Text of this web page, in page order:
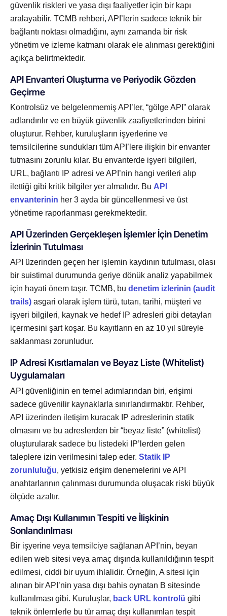
güvenlik riskleri ve yasa dışı faaliyetler için bir kapı
aralayabilir. TCMB rehberi, API’lerin sadece teknik bir
bağlantı noktası olmadığını, aynı zamanda bir risk
yönetim ve izleme katmanı olarak ele alınması gerektiğini
açıkça belirtmektedir.
API Envanteri Oluşturma ve Periyodik Gözden
Geçirme
Kontrolsüz ve belgelenmemiş API’ler, “gölge API” olarak
adlandırılır ve en büyük güvenlik zaafiyetlerinden birini
oluşturur. Rehber, kuruluşların işyerlerine ve
temsilcilerine sundukları tüm API’lere ilişkin bir envanter
tutmasını zorunlu kılar. Bu envanterde işyeri bilgileri,
URL, bağlantı IP adresi ve API’nin hangi verileri alıp
ilettiği gibi kritik bilgiler yer almalıdır. Bu API
envanterinin her 3 ayda bir güncellenmesi ve üst
yönetime raporlanması gerekmektedir.
API Üzerinden Gerçekleşen İşlemler İçin Denetim
İzlerinin Tutulması
API üzerinden geçen her işlemin kaydının tutulması, olası
bir suistimal durumunda geriye dönük analiz yapabilmek
için hayati önem taşır. TCMB, bu denetim izlerinin (audit
trails) asgari olarak işlem türü, tutarı, tarihi, müşteri ve
işyeri bilgileri, kaynak ve hedef IP adresleri gibi detayları
içermesini şart koşar. Bu kayıtların en az 10 yıl süreyle
saklanması zorunludur.
IP Adresi Kısıtlamaları ve Beyaz Liste (Whitelist)
Uygulamaları
API güvenliğinin en temel adımlarından biri, erişimi
sadece güvenilir kaynaklarla sınırlandırmaktır. Rehber,
API üzerinden iletişim kuracak IP adreslerinin statik
olmasını ve bu adreslerden bir “beyaz liste” (whitelist)
oluşturularak sadece bu listedeki IP’lerden gelen
taleplere izin verilmesini talep eder. Statik IP
zorunluluğu, yetkisiz erişim denemelerini ve API
anahtarlarının çalınması durumunda oluşacak riski büyük
ölçüde azaltır.
Amaç Dışı Kullanımın Tespiti ve İlişkinin
Sonlandırılması
Bir işyerine veya temsilciye sağlanan API’nin, beyan
edilen web sitesi veya amaç dışında kullanıldığının tespit
edilmesi, ciddi bir uyum ihlalidir. Örneğin, A sitesi için
alınan bir API’nin yasa dışı bahis oynatan B sitesinde
kullanılması gibi. Kuruluşlar, back URL kontrolü gibi
teknik önlemlerle bu tür amaç dışı kullanımları tespit